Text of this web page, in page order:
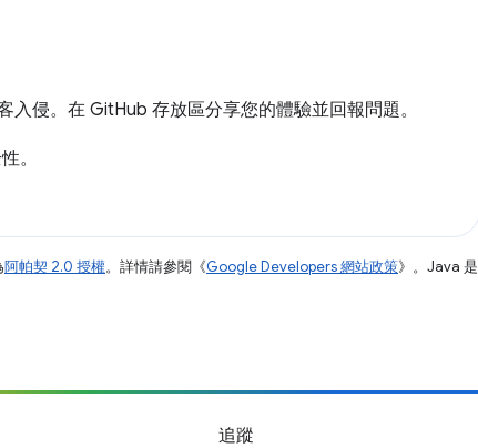
侵。在 GitHub 存放區分享您的體驗並回報問題。
。
阿帕契 2.0 授權。詳情請參閱《Google Developers 網站政策》。Java 是
追蹤